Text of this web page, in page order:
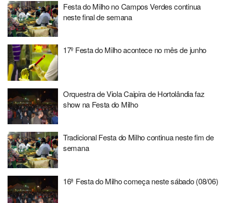
Festa do Milho no Campos Verdes continua
neste final de semana
17º Festa do Milho acontece no mês de junho
Orquestra de Viola Caipira de Hortolândia faz
show na Festa do Milho
Tradicional Festa do Milho continua neste fim de
semana
16ª Festa do Milho começa neste sábado (08/06)